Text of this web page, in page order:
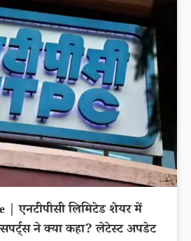
| एनटीपीसी लिमिटेड शेयर में
ने क्या कहा? लेटेस्ट अपडेट